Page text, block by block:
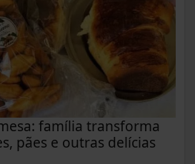
família transforma
pães e outras delícias